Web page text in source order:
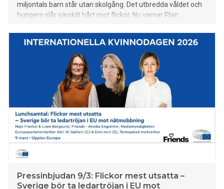
miljontals barn står utan skolgång. Det utbredda våldet och
hungern slår särskilt hårt mot flickor. Nu varnar Plan
om sin framtid om omvärlden inte agerar.
Pressinbjudan 9/3: Flickor mest utsatta –
Sverige bör ta ledartröjan i EU mot